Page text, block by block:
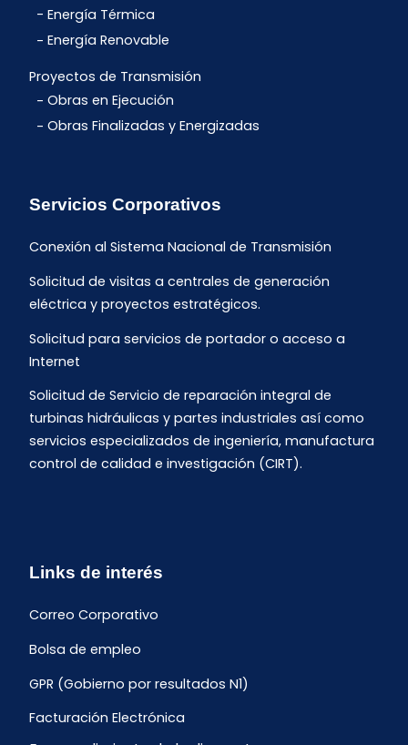
Energía Térmica
Energía Renovable
Proyectos de Transmisión
Obras en Ejecución
Obras Finalizadas y Energizadas
Servicios Corporativos
Conexión al Sistema Nacional de Transmisión
Solicitud de visitas a centrales de generación
eléctrica y proyectos estratégicos.
Solicitud para servicios de portador o acceso a
Internet
Solicitud de Servicio de reparación integral de
turbinas hidráulicas y partes industriales así como
servicios especializados de ingeniería, manufactura
control de calidad e investigación (CIRT).
Links de interés
Correo Corporativo
Bolsa de empleo
GPR (Gobierno por resultados N1)
Facturación Electrónica